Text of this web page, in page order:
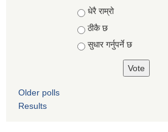
Choices
धेरै राम्रो
ठीकै छ
सुधार गर्नुपर्ने छ
Older polls
Results